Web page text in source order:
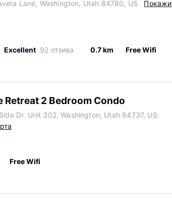
Lane, Washington, Utah 84780, US
Покажи
Excellent 92 отзива 0.7 km Free Wifi
Retreat 2 Bedroom Condo
Dr. Unit 302, Washington, Utah 84737, US
Free Wifi